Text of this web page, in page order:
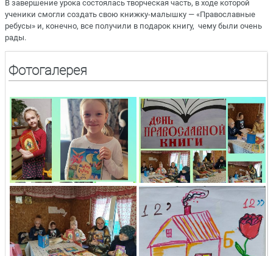
В завершение урока состоялась творческая часть, в ходе которой
ученики смогли создать свою книжку-малышку — «Православные
ребусы» и, конечно, все получили в подарок книгу, чему были очень
рады.
Фотогалерея